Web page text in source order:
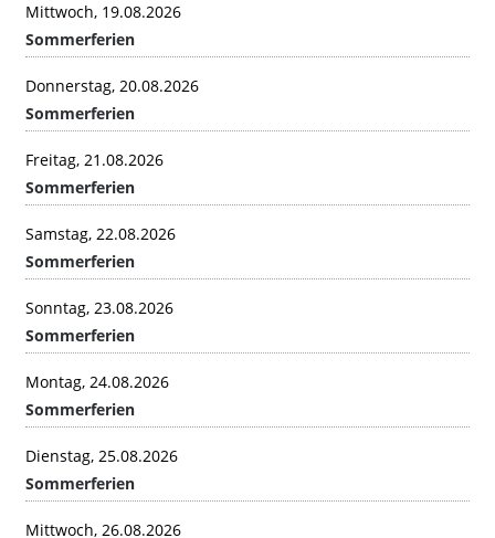
Mittwoch, 19.08.2026
Sommerferien
Donnerstag, 20.08.2026
Sommerferien
Freitag, 21.08.2026
Sommerferien
Samstag, 22.08.2026
Sommerferien
Sonntag, 23.08.2026
Sommerferien
Montag, 24.08.2026
Sommerferien
Dienstag, 25.08.2026
Sommerferien
Mittwoch, 26.08.2026